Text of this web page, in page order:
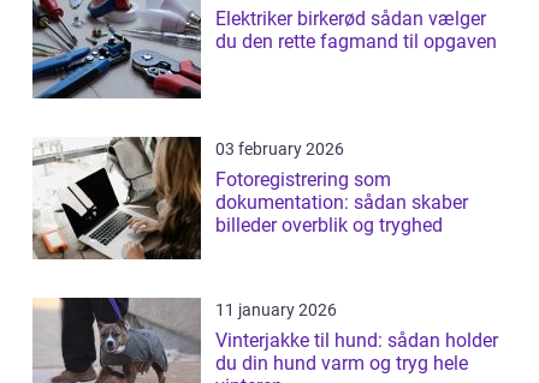
Elektriker birkerød sådan vælger
du den rette fagmand til opgaven
03 february 2026
Fotoregistrering som
dokumentation: sådan skaber
billeder overblik og tryghed
11 january 2026
Vinterjakke til hund: sådan holder
du din hund varm og tryg hele